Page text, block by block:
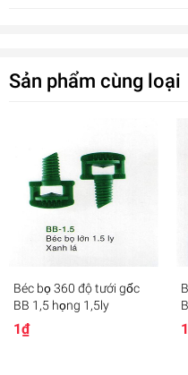
Sản phẩm cùng loại
Béc bọ 360 độ tưới gốc
BB 1,5 họng 1,5ly
1₫
Béc tưới gốc